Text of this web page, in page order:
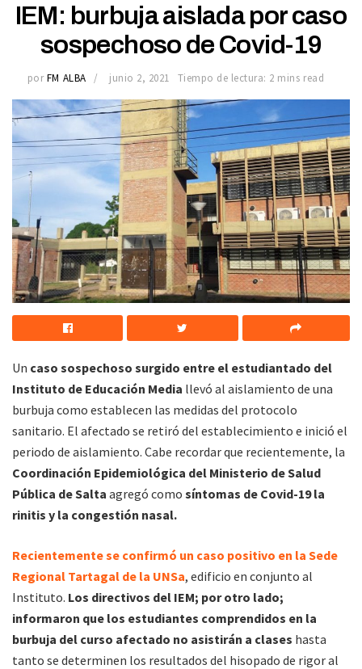
IEM: burbuja aislada por caso
sospechoso de Covid-19
por FM ALBA junio 2, 2021 Tiempo de lectura: 2 mins read
Un caso sospechoso surgido entre el estudiantado del
Instituto de Educación Media llevó al aislamiento de una
burbuja como establecen las medidas del protocolo
sanitario. El afectado se retiró del establecimiento e inició el
periodo de aislamiento. Cabe recordar que recientemente, la
Coordinación Epidemiológica del Ministerio de Salud
Pública de Salta agregó como síntomas de Covid-19 la
rinitis y la congestión nasal.
Recientemente se confirmó un caso positivo en la Sede
Regional Tartagal de la UNSa, edificio en conjunto al
Instituto. Los directivos del IEM; por otro lado;
informaron que los estudiantes comprendidos en la
burbuja del curso afectado no asistirán a clases hasta
tanto se determinen los resultados del hisopado de rigor al